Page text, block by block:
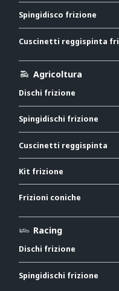
Spingidisco frizione
Cuscinetti reggispinta
Agricoltura
Dischi frizione
Spingidischi frizione
Cuscinetti reggispinta
Kit frizione
Frizioni coniche
Racing
Dischi frizione
Spingidischi frizione